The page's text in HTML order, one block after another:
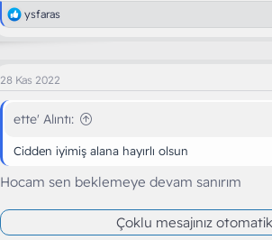
T
e
l
r
ysfaras
28 Kas 2022
ette' Alıntı:
Cidden iyimiş alana hayırlı olsun
Hocam sen beklemeye devam sanırım
Çoklu mesajınız